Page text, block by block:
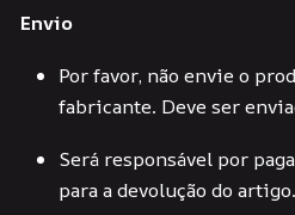
Envio
Por favor, não envie o
fabricante. Deve ser
Será responsável por
para a devolução do artigo.